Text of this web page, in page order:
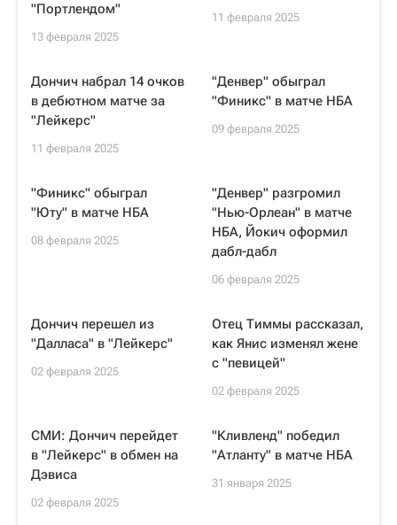
"Портлендом"
13 февраля 2025
11 февраля 2025
Дончич набрал 14 очков
в дебютном матче за
"Лейкерс"
11 февраля 2025
"Денвер" обыграл
"Финикс" в матче НБА
09 февраля 2025
"Финикс" обыграл
"Юту" в матче НБА
08 февраля 2025
"Денвер" разгромил
"Нью-Орлеан" в матче
НБА, Йокич оформил
дабл-дабл
06 февраля 2025
Дончич перешел из
"Далласа" в "Лейкерс"
02 февраля 2025
Отец Тиммы рассказал,
как Янис изменял жене
с "певицей"
02 февраля 2025
СМИ: Дончич перейдет
в "Лейкерс" в обмен на
Дэвиса
02 февраля 2025
"Кливленд" победил
"Атланту" в матче НБА
31 января 2025